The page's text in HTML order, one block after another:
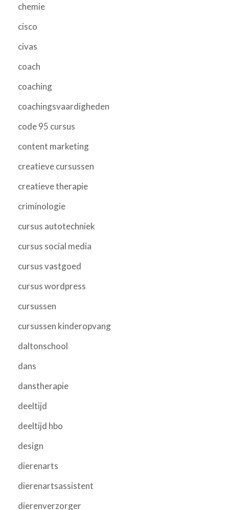
chemie
cisco
civas
coach
coaching
coachingsvaardigheden
code 95 cursus
content marketing
creatieve cursussen
creatieve therapie
criminologie
cursus autotechniek
cursus social media
cursus vastgoed
cursus wordpress
cursussen
cursussen kinderopvang
daltonschool
dans
danstherapie
deeltijd
deeltijd hbo
design
dierenarts
dierenartsassistent
dierenverzorger